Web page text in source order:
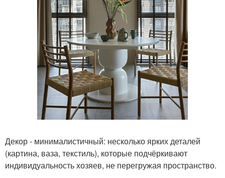
Декор - минималистичный: несколько ярких деталей
(картина, ваза, текстиль), которые подчёркивают
индивидуальность хозяев, не перегружая пространство.